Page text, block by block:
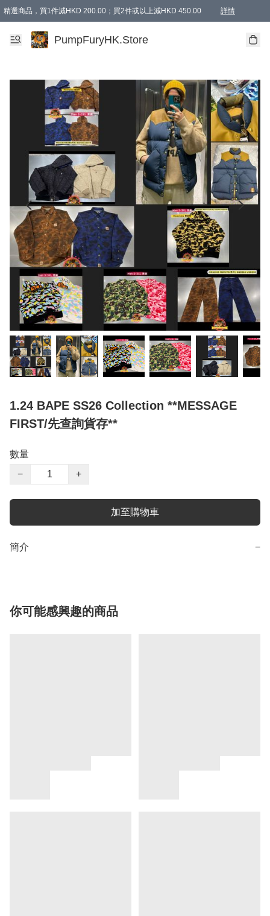
精選商品，買1件減HKD 200.00；買2件或以上減HKD 450.00 詳情
AAPE商品,會員專享9折或以上（按會員等級）AAPE products, members can
精選商品，任選買2件或以上減HKD 100.00
購物滿 HKD 800.00即享免運費優惠！（適用於 特定的送貨方式 )
PumpFuryHK.Store
1.24 BAPE SS26 Collection **MESSAGE
FIRST/先查詢貨存**
數量
−
+
加至購物車
簡介 −
你可能感興趣的商品